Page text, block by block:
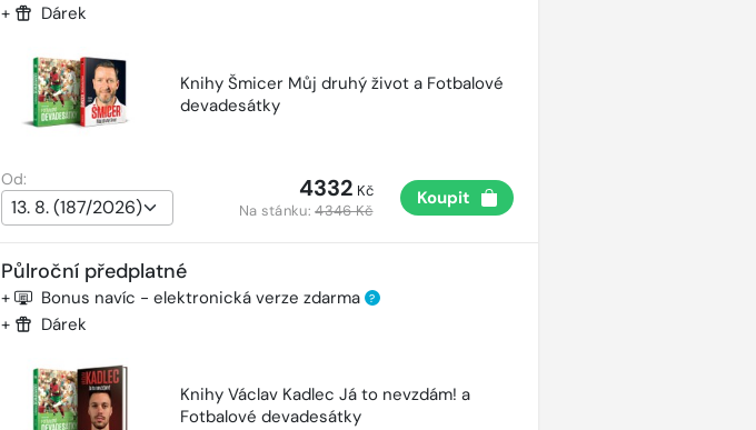
+ Dárek
Knihy Šmicer Můj druhý život a Fotbalové
devadesátky
Od: 4332 Kč
Na stánku:4346 Kč
Koupit
Půlroční předplatné
+ Bonus navíc - elektronická verze zdarma ?
+ Dárek
Knihy Václav Kadlec Já to nevzdám! a
Fotbalové devadesátky